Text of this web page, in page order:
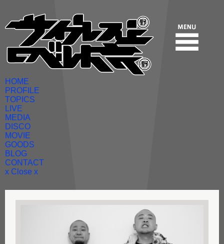
HOME
PROFILE
TOPICS
LIVE
MEDIA
DISCO
MOVIE
GOODS
BLOG
CONTACT
x Close x